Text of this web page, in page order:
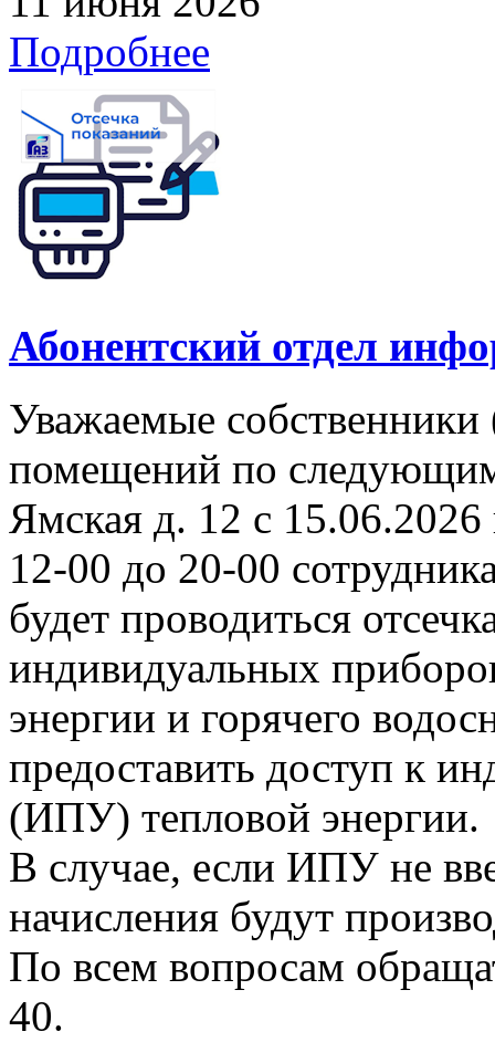
Подробнее
Абонентский отдел
Уважаемые
помещений по
Ямская д. 12 с
12-00 до 20-00
будет проводиться
индивидуальных
энергии и горячего
предоставить доступ к
(ИПУ) тепловой энергии.
В случае, если ИПУ не
начисления будут
По всем вопросам
40.